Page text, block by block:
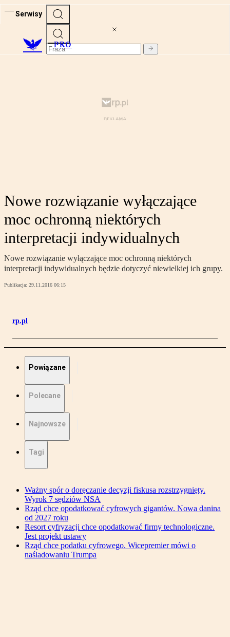
Serwisy
PRO
Nowe rozwiązanie wyłączające
moc ochronną niektórych
interpretacji indywidualnych
Nowe rozwiązanie wyłączające moc ochronną niektórych
interpretacji indywidualnych będzie dotyczyć niewielkiej ich grupy.
Publikacja: 29.11.2016 06:15
rp.pl
Powiązane
Polecane
Najnowsze
Tagi
Ważny spór o doręczanie decyzji fiskusa rozstrzygnięty.
Wyrok 7 sędziów NSA
Rząd chce opodatkować cyfrowych gigantów. Nowa danina
od 2027 roku
Resort cyfryzacji chce opodatkować firmy technologiczne.
Jest projekt ustawy
Rząd chce podatku cyfrowego. Wicepremier mówi o
naśladowaniu Trumpa